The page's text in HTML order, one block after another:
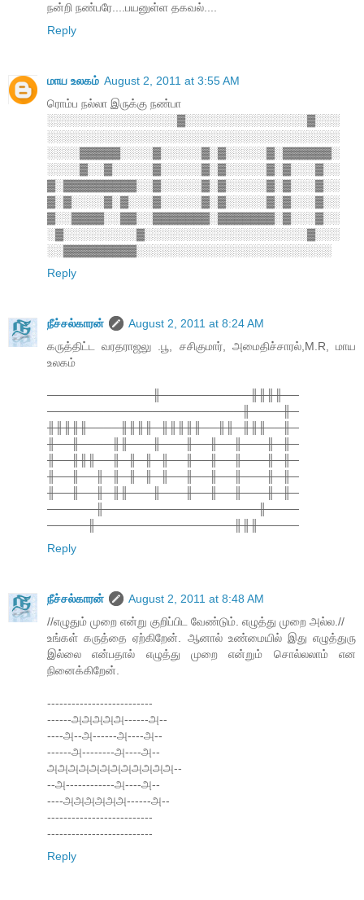
நன்றி நண்பரே....பயனுள்ள தகவல்....
Reply
மாய உலகம் August 2, 2011 at 3:55 AM
ரொம்ப நல்லா இருக்கு நண்பா
░░░░░░░░░░░░░░░░▓░░░░░░░░░░░░░░░▓░░░
░░░░░░░░░░░░░░░░░░░░░░░░░░░░░░░░░░░░
░░░░▓▓▓▓▓░░░░▓░░░░░▓░▓░░░░░▓░▓▓▓▓▓▓░
░░░░▓░░▓░░░░░▓░░░░░▓░▓░░░░░▓░▓░░░▓░░
▓░▓▓▓▓▓▓▓▓▓░░▓░░░░░▓░▓░░░░░▓░▓░░░▓░░
▓░▓░░░░▓░▓░░░▓░░░░░▓░▓░░░░░▓░▓░░░▓░░
▓░░▓▓▓▓░░▓▓░░▓▓▓▓▓▓▓░▓▓▓▓▓▓▓░▓░░░▓░░
░▓░░░░░░░░░▓░░░░░░░░░░░░░░░░░░░░▓░░░
░░▓▓▓▓▓▓▓▓▓░░░░░░░░░░░░░░░░░░░░░░░░
Reply
நீச்சல்காரன்
August 2, 2011 at 8:24 AM
கருத்திட்ட வரதராஜலு .பூ, சசிகுமார், அமைதிச்சாரல்,M.R, மாய
உலகம்
─────────────╫───────────╫╫╫╫──
────────────────────────╫────╫─
╫╫╫╫╫────╫╫╫╫─╫╫╫╫╫──╫╫─╫╫╫──╫─
╫──╫────╫╫───╫───╫──╫──╫───╫─╫─
╫──╫╫╫──╫─╫─╫─╫──╫──╫──╫───╫─╫─
╫──╫──╫─╫─╫─╫─╫──╫──╫──╫───╫─╫─
╫──╫──╫─╫╫───╫───╫──╫──╫───╫─╫─
──────╫───────────────────╫────
─────╫─────────────────╫╫╫─────
Reply
நீச்சல்காரன்
August 2, 2011 at 8:48 AM
//எழுதும் முறை என்று குறிப்பிட வேண்டும். எழுத்து முறை அல்ல.//
உங்கள் கருத்தை ஏற்கிறேன். ஆனால் உண்மையில் இது எழுத்துரு
இல்லை என்பதால் எழுத்து முறை என்றும் சொல்லலாம் என
நினைக்கிறேன்.
--------------------------
------அஅஅஅஅ------அ--
----அ--அ------அ----அ--
------அ--------அ----அ--
அஅஅஅஅஅஅஅஅஅஅஅ--
--அ------------அ----அ--
----அஅஅஅஅஅ------அ--
--------------------------
--------------------------
Reply